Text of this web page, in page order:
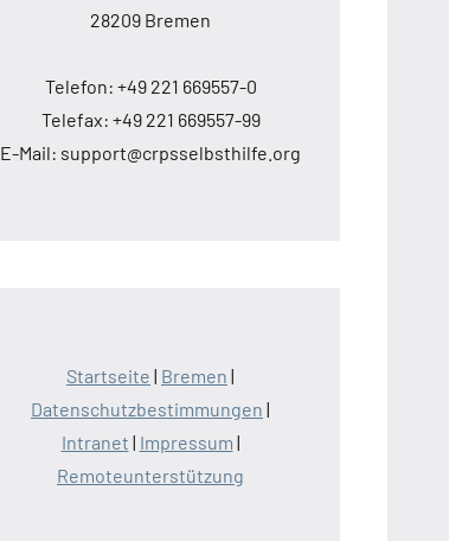
28209 Bremen
Telefon: +49 221 669557-0
Telefax: +49 221 669557-99
E-Mail: support@crpsselbsthilfe.org
Startseite | Bremen |
Datenschutzbestimmungen |
Intranet | Impressum |
Remoteunterstützung